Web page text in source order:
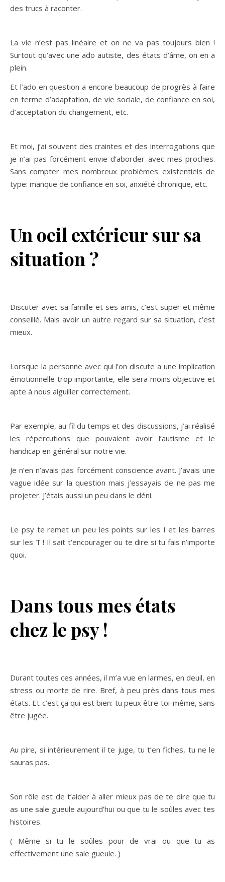
des trucs à raconter.
La vie n’est pas linéaire et on ne va pas toujours bien !
Surtout qu’avec une ado autiste, des états d’âme, on en a
plein.
Et l’ado en question a encore beaucoup de progrès à faire
en terme d’adaptation, de vie sociale, de confiance en soi,
d’acceptation du changement, etc.
Et moi, j’ai souvent des craintes et des interrogations que
je n’ai pas forcément envie d’aborder avec mes proches.
Sans compter mes nombreux problèmes existentiels de
type: manque de confiance en soi, anxiété chronique, etc.
Un oeil extérieur sur sa
situation ?
Discuter avec sa famille et ses amis, c’est super et même
conseillé. Mais avoir un autre regard sur sa situation, c’est
mieux.
Lorsque la personne avec qui l’on discute a une implication
émotionnelle trop importante, elle sera moins objective et
apte à nous aiguiller correctement.
Par exemple, au fil du temps et des discussions, j’ai réalisé
les répercutions que pouvaient avoir l’autisme et le
handicap en général sur notre vie.
Je n’en n’avais pas forcément conscience avant. J’avais une
vague idée sur la question mais j’essayais de ne pas me
projeter. J’étais aussi un peu dans le déni.
Le psy te remet un peu les points sur les I et les barres
sur les T ! Il sait t’encourager ou te dire si tu fais n’importe
quoi.
Dans tous mes états
chez le psy !
Durant toutes ces années, il m’a vue en larmes, en deuil, en
stress ou morte de rire. Bref, à peu près dans tous mes
états. Et c’est ça qui est bien: tu peux être toi-même, sans
être jugée.
Au pire, si intérieurement il te juge, tu t’en fiches, tu ne le
sauras pas.
Son rôle est de t’aider à aller mieux pas de te dire que tu
as une sale gueule aujourd’hui ou que tu le soûles avec tes
histoires.
( Même si tu le soûles pour de vrai ou que tu as
effectivement une sale gueule. )